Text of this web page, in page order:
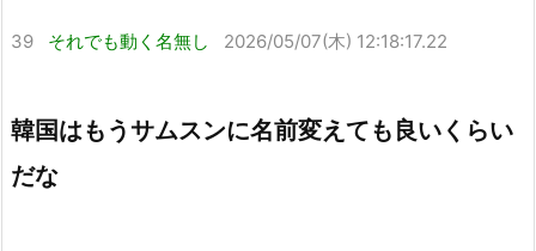
39 それでも動く名無し 2026/05/07(木) 12:18:17.22
韓国はもうサムスンに名前変えても良いくらい
だな